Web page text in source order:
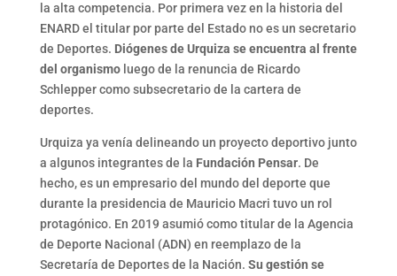
la alta competencia. Por primera vez en la historia del
ENARD el titular por parte del Estado no es un secretario
de Deportes. Diógenes de Urquiza se encuentra al frente
del organismoluego de la renuncia de Ricardo
Schlepper como subsecretario de la cartera de
deportes.
Urquiza ya venía delineando un proyecto deportivo junto
a algunos integrantes de la Fundación Pensar. De
hecho, es un empresario del mundo del deporte que
durante la presidencia de Mauricio Macri tuvo un rol
protagónico. En 2019 asumió como titular de la Agencia
de Deporte Nacional (ADN) en reemplazo de la
Secretaría de Deportes de la Nación. Su gestión se